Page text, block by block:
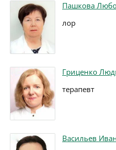
Пашкова
лор
Гриценко
терапевт
Васильев